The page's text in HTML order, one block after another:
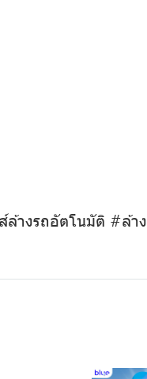
ล้างรถอัตโนมัติ #ล้าง